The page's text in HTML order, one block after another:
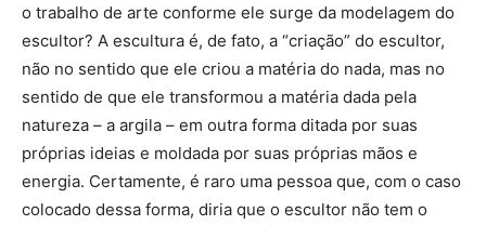
o trabalho de arte conforme ele surge da modelagem do
escultor? A escultura é, de fato, a “criação” do escultor,
não no sentido que ele criou a matéria do nada, mas no
sentido de que ele transformou a matéria dada pela
natureza – a argila – em outra forma ditada por suas
próprias ideias e moldada por suas próprias mãos e
energia. Certamente, é raro uma pessoa que, com o caso
colocado dessa forma, diria que o escultor não tem o